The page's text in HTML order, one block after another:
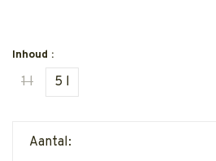
Inhoud :
1 l 5 l
Aantal: